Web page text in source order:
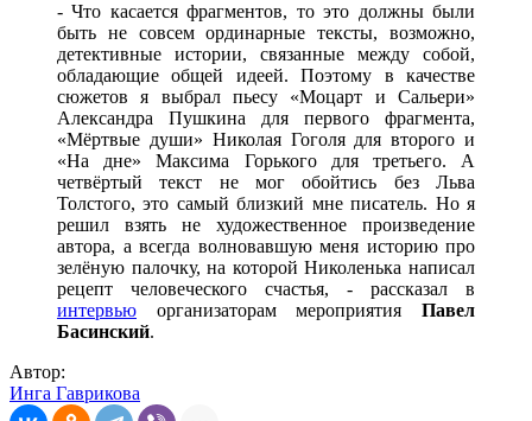
- Что касается фрагментов, то это должны были
быть не совсем ординарные тексты, возможно,
детективные истории, связанные между собой,
обладающие общей идеей. Поэтому в качестве
сюжетов я выбрал пьесу «Моцарт и Сальери»
Александра Пушкина для первого фрагмента,
«Мёртвые души» Николая Гоголя для второго и
«На дне» Максима Горького для третьего. А
четвёртый текст не мог обойтись без Льва
Толстого, это самый близкий мне писатель. Но я
решил взять не художественное произведение
автора, а всегда волновавшую меня историю про
зелёную палочку, на которой Николенька написал
рецепт человеческого счастья, - рассказал в
интервью организаторам мероприятия Павел
Басинский.
Автор:
Инга Гаврикова